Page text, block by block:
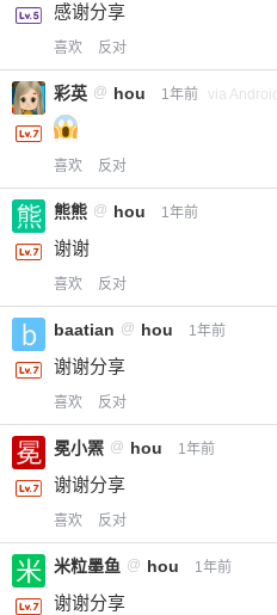
感谢分享
喜欢 反对
彩英 @ hou 1年前 via Android
喜欢 反对
熊熊 @ hou 1年前
谢谢
喜欢 反对
baatian @ hou 1年前
谢谢分享
喜欢 反对
冕小罴 @ hou 1年前
谢谢分享
喜欢 反对
米粒墨鱼 @ hou 1年前
谢谢分享